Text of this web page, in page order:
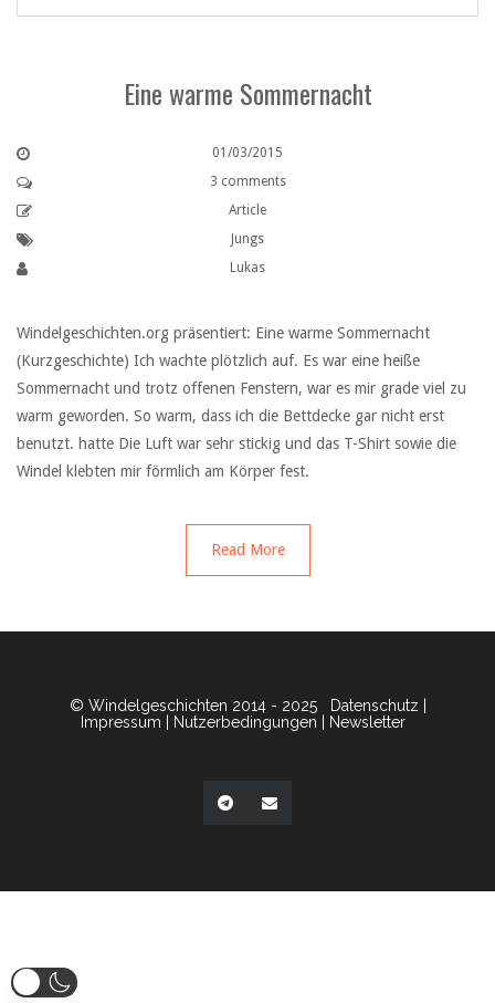
Eine warme Sommernacht
01/03/2015
3 comments
Article
Jungs
Lukas
Windelgeschichten.org präsentiert: Eine warme Sommernacht
(Kurzgeschichte) Ich wachte plötzlich auf. Es war eine heiße
Sommernacht und trotz offenen Fenstern, war es mir grade viel zu
warm geworden. So warm, dass ich die Bettdecke gar nicht erst
benutzt. hatte Die Luft war sehr stickig und das T-Shirt sowie die
Windel klebten mir förmlich am Körper fest.
Read More
© Windelgeschichten 2014 - 2025 Datenschutz
Impressum
Nutzerbedingungen Newsletter